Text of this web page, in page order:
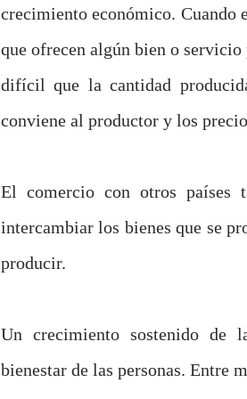
crecimiento económico. Cuando
que ofrecen algún bien o
difícil que la cantidad
conviene al productor y los
El comercio con otros países
intercambiar los bienes que se
producir.
Un crecimiento sostenido de
bienestar de las personas. Entre